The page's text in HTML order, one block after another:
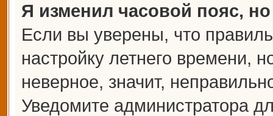
Я изменил часовой пояс,
Если вы уверены, что
настройку летнего времени,
неверное, значит,
Уведомите администратора